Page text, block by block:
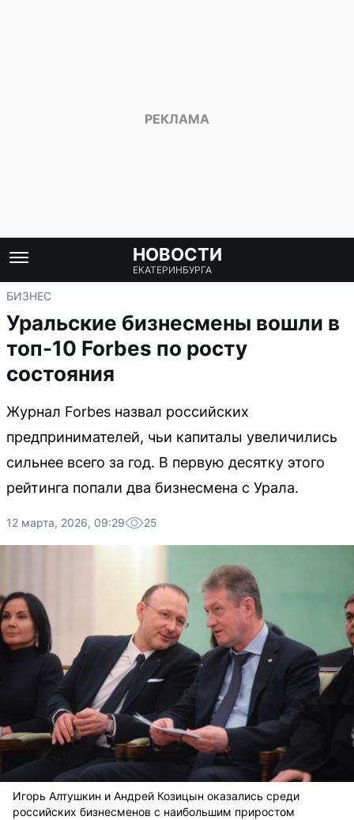
НОВОСТИ
ЕКАТЕРИНБУРГА
БИЗНЕС
Уральские бизнесмены вошли в
топ-10 Forbes по росту
состояния
Журнал Forbes назвал российских
предпринимателей, чьи капиталы увеличились
сильнее всего за год. В первую десятку этого
рейтинга попали два бизнесмена с Урала.
12 марта, 2026, 09:29 25
Игорь Алтушкин и Андрей Козицын оказались среди
российских бизнесменов с наибольшим приростом